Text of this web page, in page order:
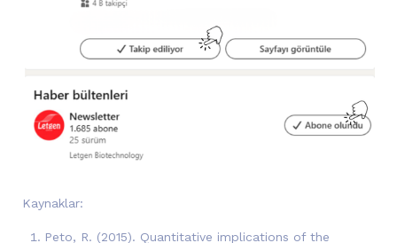
Kaynaklar:
Peto, R. (2015). Quantitative implications of the